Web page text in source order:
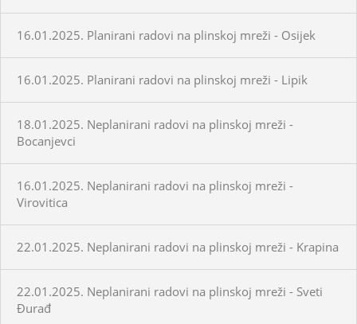
16.01.2025. Planirani radovi na plinskoj mreži - Osijek
16.01.2025. Planirani radovi na plinskoj mreži - Lipik
18.01.2025. Neplanirani radovi na plinskoj mreži -
Bocanjevci
16.01.2025. Neplanirani radovi na plinskoj mreži -
Virovitica
22.01.2025. Neplanirani radovi na plinskoj mreži - Krapina
22.01.2025. Neplanirani radovi na plinskoj mreži - Sveti
Đurađ